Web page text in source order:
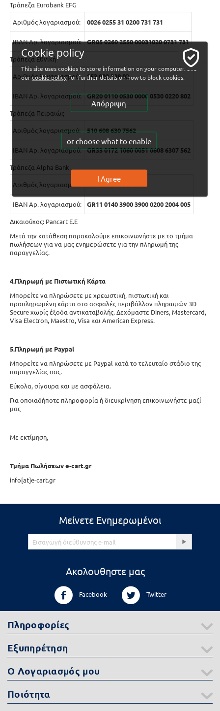
Τράπεζα Eurobank EFG
Αριθμός λογαριασμού: 0026 0255 31 0200 731 731
IBAN Αρ. λογαριασμού: GR05 0260 2550 00031020 0731 731
Τράπεζα Εθνική
Αριθμός λογαριασμού: 053 002 208 02
IBAN Αρ. λογαριασμού: GR20 0110 0530 0000 0530 0220 802
Τράπεζα Πειραιώς
Αριθμός λογαριασμού: 510 608 630 7562
IBAN Αρ. λογαριασμού: GR33 0172 1060 0051 0608 6307 562
Τράπεζα Αlpha Bank
Αριθμός λογαριασμού: 390 00 2002 004 005
IBAN Αρ. λογαριασμού: GR11 0140 3900 3900 0200 2004 005
Δικαιούχος: Pancart E.E
Μετά την κατάθεση παρακαλούμε επικοινωνήστε με το τμήμα
πωλήσεων για να μας ενημερώσετε για την πληρωμή της
παραγγελίας.
4.Πληρωμή με Πιστωτική Κάρτα
Μπορείτε να πληρώσετε με χρεωστική, πιστωτική και
προπληρωμένη κάρτα στο ασφαλές περιβάλλον πληρωμών 3D
Secure χωρίς έξοδα αντικαταβολής. Δεχόμαστε Diners, Mastercard,
Visa Electron, Maestro, Visa και American Express.
5.Πληρωμή με Paypal
Μπορείτε να πληρώσετε με Paypal κατά το τελευταίο στάδιο της
παραγγελίας σας.
Εύκολα, σίγουρα και με ασφάλεια.
Για οποιαδήποτε πληροφορία ή διευκρίνηση επικοινωνήστε μαζί
μας
Με εκτίμηση,
Τμήμα Πωλήσεων e-cart.gr
info[at]e-cart.gr
Μείνετε Ενημερωμένοι
Ακολουθηστε μας
Facebook Twitter
Πληροφορίες
Εξυπηρέτηση
Ο Λογαριασμός μου
Ποιότητα
Cookie policy
This site uses cookies to store information on your computer. See
ourcookie policyfor further details on how to block cookies.
Απόρριψη
or choose what to enable
I Agree